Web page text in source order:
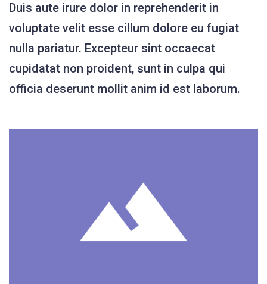
Duis aute irure dolor in reprehenderit in
voluptate velit esse cillum dolore eu fugiat
nulla pariatur. Excepteur sint occaecat
cupidatat non proident, sunt in culpa qui
officia deserunt mollit anim id est laborum.